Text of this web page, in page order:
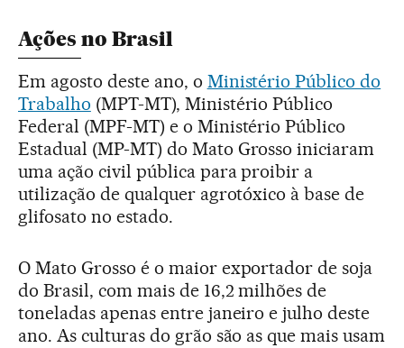
Ações no Brasil
Em agosto deste ano, o Ministério Público do
Trabalho (MPT-MT), Ministério Público
Federal (MPF-MT) e o Ministério Público
Estadual (MP-MT) do Mato Grosso iniciaram
uma ação civil pública para proibir a
utilização de qualquer agrotóxico à base de
glifosato no estado.
O Mato Grosso é o maior exportador de soja
do Brasil, com mais de 16,2 milhões de
toneladas apenas entre janeiro e julho deste
ano. As culturas do grão são as que mais usam